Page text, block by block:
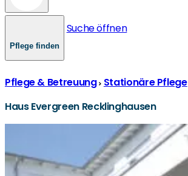
Pflege finden
Suche öffnen
Pflege & Betreuung Stationäre Pflege
Haus Evergreen Recklinghausen